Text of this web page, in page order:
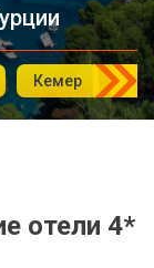
Кемер
отели 4*